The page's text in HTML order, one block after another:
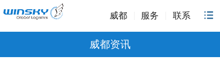
威都 服务 联系
威都资讯